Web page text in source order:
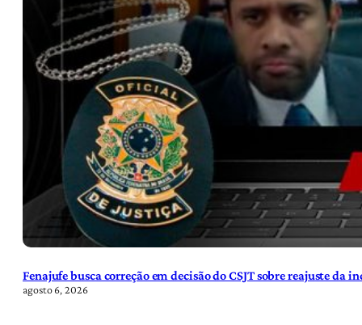
Fenajufe busca correção em decisão do CSJT sobre reajuste da
agosto 6, 2026